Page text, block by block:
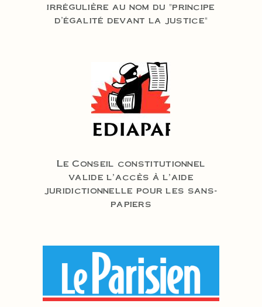
irrégulière au nom du "principe
d'égalité devant la justice"
Le Conseil constitutionnel
valide l’accès à l’aide
juridictionnelle pour les sans-
papiers